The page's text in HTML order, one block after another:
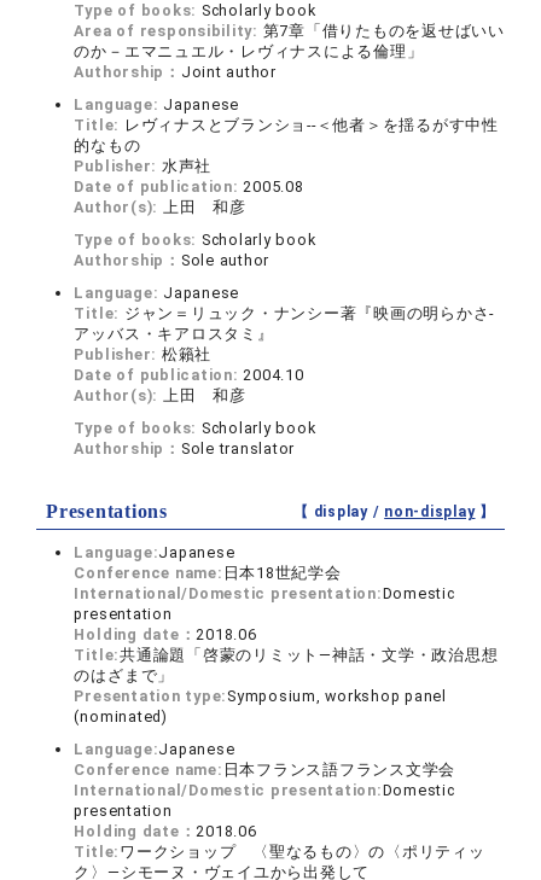
Type of books: Scholarly book
Area of responsibility: 第7章「借りたものを返せばいい
のか－エマニュエル・レヴィナスによる倫理」
Authorship： Joint author
Language: Japanese
Title: レヴィナスとブランショ--＜他者＞を揺るがす中性
的なもの
Publisher: 水声社
Date of publication:2005.08
Author(s): 上田 和彦
Type of books: Scholarly book
Authorship： Sole author
Language: Japanese
Title: ジャン＝リュック・ナンシー著『映画の明らかさ-
アッバス・キアロスタミ』
Publisher: 松籟社
Date of publication:2004.10
Author(s): 上田 和彦
Type of books: Scholarly book
Authorship： Sole translator
Presentations 【 display / non-display】
Language:Japanese
Conference name: 日本18世紀学会
International/Domestic presentation:Domestic
presentation
Holding date：2018.06
Title:共通論題「啓蒙のリミット—神話・文学・政治思想
のはざまで」
Presentation type: Symposium, workshop panel
(nominated)
Language:Japanese
Conference name: 日本フランス語フランス文学会
International/Domestic presentation:Domestic
presentation
Holding date：2018.06
Title: ワークショップ 〈聖なるもの〉の〈ポリティッ
ク〉—シモーヌ・ヴェイユから出発して